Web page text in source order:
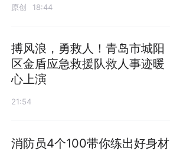
原创 18:44
搏风浪，勇救人！青岛市城阳
区金盾应急救援队救人事迹暖
心上演
21:54
消防员4个100带你练出好身材